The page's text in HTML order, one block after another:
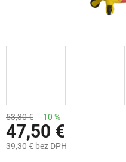
53,30 € –10 %
47,50 €
39,30 € bez DPH